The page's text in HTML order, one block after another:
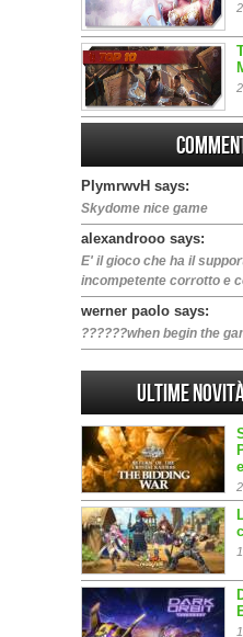
PIymrwvH says:
Skydome nice game
alexandrooo says:
E' il gioco che ha il
incompetente corrotto e
werner paolo says:
??????when begin the
Ultime